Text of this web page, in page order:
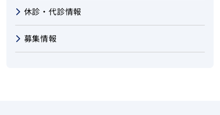
休診・代診情報
募集情報